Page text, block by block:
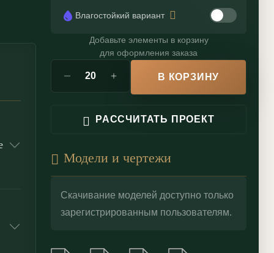
Влагостойкий вариант
Добавьте элементы в корзину
для оформления заказа
В КОРЗИНУ
РАССЧИТАТЬ ПРОЕКТ
Модели и чертежи
Скачивание моделей доступно только
зарегистрированным пользователям.